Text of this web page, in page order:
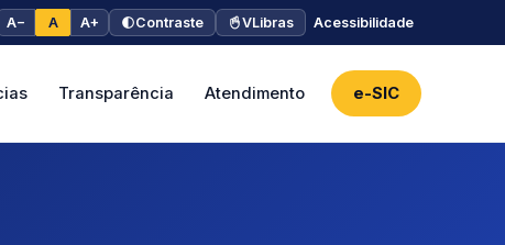
A− A A+ Contraste VLibras Acessibilidade
Transparência Atendimento e-SIC